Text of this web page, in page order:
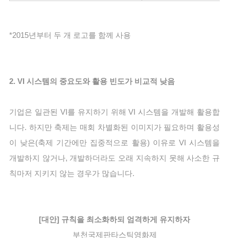
*2015년부터 두 개 로고를 함께 사용
2. VI 시스템의 중요도와 활용 빈도가 비교적 낮음
기업은 일관된 VI를 유지하기 위해 VI 시스템을 개발해 활용합
니다. 하지만 축제는 매회 차별화된 이미지가 필요하며 활용성
이 낮은(축제 기간에만 집중적으로 활용) 이유로 VI 시스템을
개발하지 않거나, 개발하더라도 오래 지속하지 못해 사소한 규
칙마저 지키지 않는 경우가 많습니다.
[대안] 규칙을 최소화하되 엄격하게 유지하자
부천국제판타스틱영화제